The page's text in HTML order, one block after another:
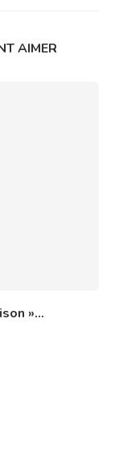
AIMER
»...